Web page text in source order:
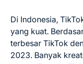
Di Indonesia,
yang kuat.
terbesar TikTok
2023. Banyak